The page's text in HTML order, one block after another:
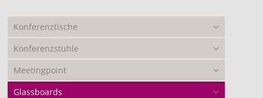
Konferenztische
Konferenzstühle
Meetingpoint
Glassboards